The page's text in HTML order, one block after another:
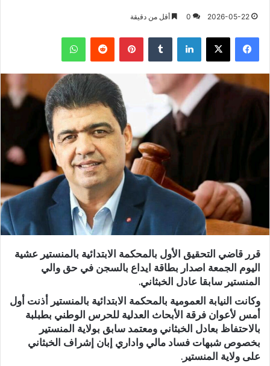
2026-05-22
0 أقل من دقيقة
فيسبوك X لينكدإن بينتيريست واتساب
قرر قاضي التحقيق الأول بالمحكمة الابتدائية بالمنستير عشية
اليوم الجمعة اصدار بطاقة ايداع بالسجن في حق والي
المنستير سابقا عادل الخبثاني.
وكانت النيابة العمومية بالمحكمة الابتدائية بالمنستير أذنت أول
أمس لأعوان فرقة الأبحاث العدلية للحرس الوطني بطبلبة
بالاحتفاظ بعادل الخبثاني ومعتمد سابق بولاية المنستير
بخصوص شبهات فساد مالي واداري إبان إشراف الخبثاني
على ولاية المنستير.